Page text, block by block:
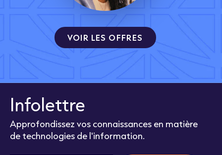
VOIR LES OFFRES
Infolettre
Approfondissez vos connaissances en matière
de technologies de l'information.